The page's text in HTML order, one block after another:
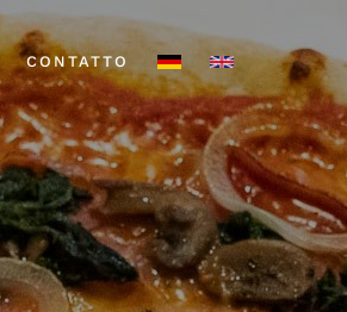
CONTATTO